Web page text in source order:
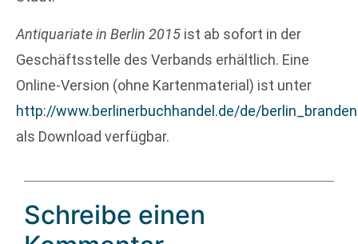
Antiquariate in Berlin 2015 ist ab sofort in der
Geschäftsstelle des Verbands erhältlich. Eine
Online-Version (ohne Kartenmaterial) ist unter
http://www.berlinerbuchhandel.de/de/
als Download verfügbar.
Schreibe einen